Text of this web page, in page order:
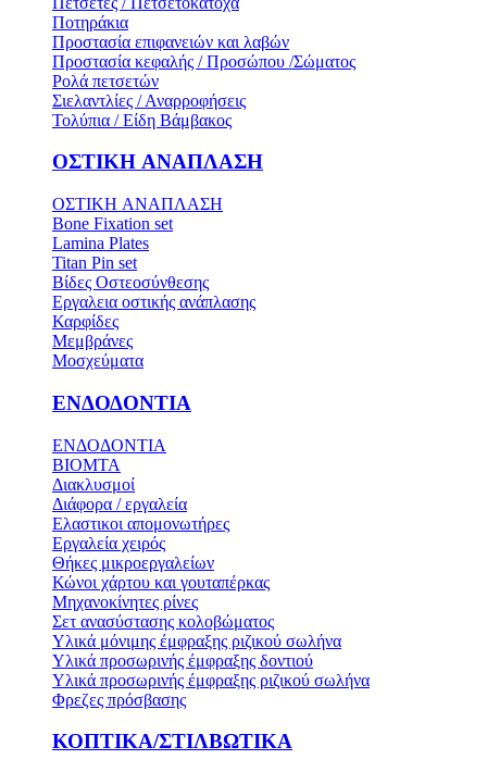
Ποτηράκια
Προστασία επιφανειών και λαβών
Προστασία κεφαλής / Προσώπου /Σώματος
Ρολά πετσετών
Σιελαντλίες / Αναρροφήσεις
Τολύπια / Είδη Βάμβακος
ΟΣΤΙΚH ΑΝΑΠΛΑΣH
ΟΣΤΙΚH ΑΝΑΠΛΑΣH
Bone Fixation set
Lamina Plates
Titan Pin set
Βίδες Οστεοσύνθεσης
Εργαλεια οστικής ανάπλασης
Καρφίδες
Μεμβράνες
Μοσχεύματα
ΕΝΔΟΔΟΝΤΙΑ
ΕΝΔΟΔΟΝΤΙΑ
BIOMTA
Διακλυσμοί
Διάφορα / εργαλεία
Ελαστικοι απομονωτήρες
Εργαλεία χειρός
Θήκες μικροεργαλείων
Κώνοι χάρτου και γουταπέρκας
Μηχανοκίνητες ρίνες
Σετ ανασύστασης κολοβώματος
Υλικά μόνιμης έμφραξης ριζικού σωλήνα
Υλικά προσωρινής έμφραξης δοντιού
Υλικά προσωρινής έμφραξης ριζικού σωλήνα
Φρεζες πρόσβασης
ΚΟΠΤΙΚΑ/ΣΤΙΛΒΩΤΙΚΑ